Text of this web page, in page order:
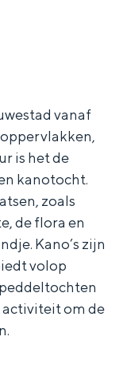
vanaf
is het de
kanotocht.
zoals
de flora en
Kano’s zijn
volop
activiteit om de